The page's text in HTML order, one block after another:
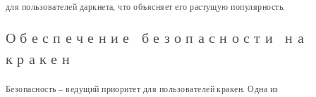
для пользователей даркнета, что объясняет его растущую популярность.
Обеспечение безопасности на
кракен
Безопасность – ведущий приоритет для пользователей кракен. Одна из